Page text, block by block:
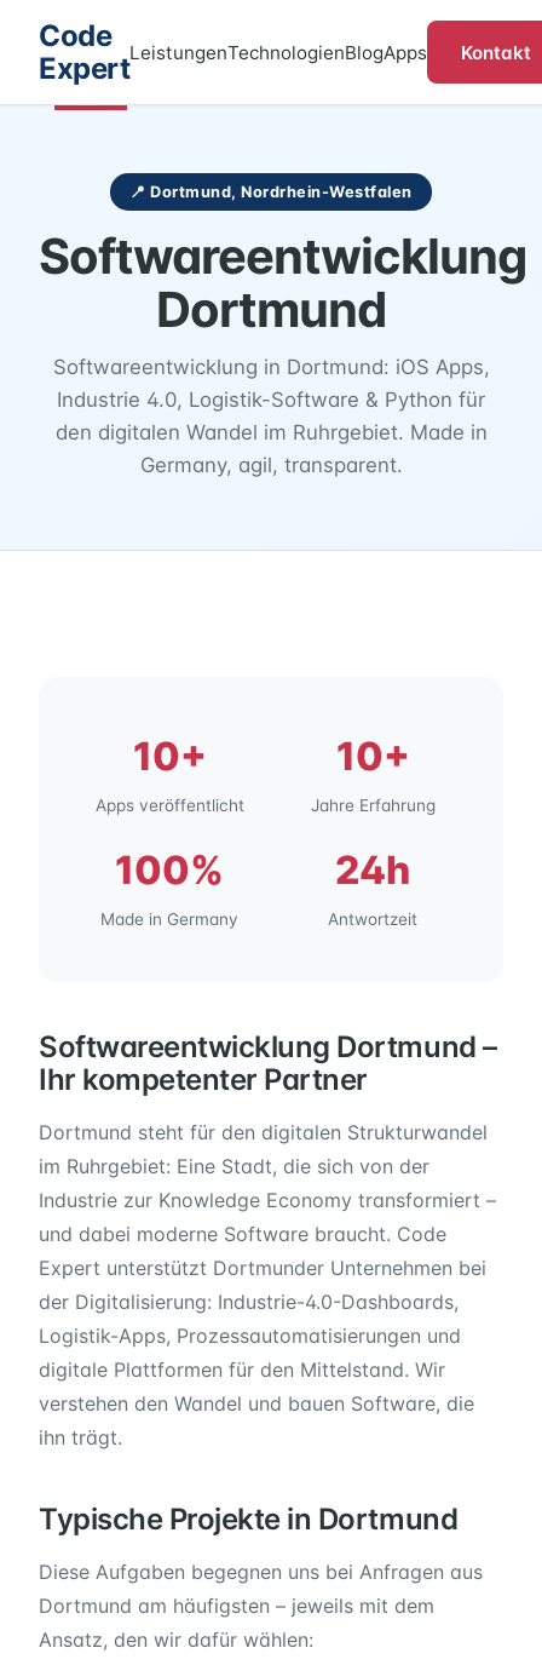
Code
ExpertLeistungenTechnologienBlogApps Kontakt
📍 Dortmund, Nordrhein-Westfalen
Softwareentwicklung
Dortmund
Softwareentwicklung in Dortmund: iOS Apps,
Industrie 4.0, Logistik-Software & Python für
den digitalen Wandel im Ruhrgebiet. Made in
Germany, agil, transparent.
10+
Apps veröffentlicht
10+
Jahre Erfahrung
100%
Made in Germany
24h
Antwortzeit
Softwareentwicklung Dortmund –
Ihr kompetenter Partner
Dortmund steht für den digitalen Strukturwandel
im Ruhrgebiet: Eine Stadt, die sich von der
Industrie zur Knowledge Economy transformiert –
und dabei moderne Software braucht. Code
Expert unterstützt Dortmunder Unternehmen bei
der Digitalisierung: Industrie-4.0-Dashboards,
Logistik-Apps, Prozessautomatisierungen und
digitale Plattformen für den Mittelstand. Wir
verstehen den Wandel und bauen Software, die
ihn trägt.
Typische Projekte in Dortmund
Diese Aufgaben begegnen uns bei Anfragen aus
Dortmund am häufigsten – jeweils mit dem
Ansatz, den wir dafür wählen: